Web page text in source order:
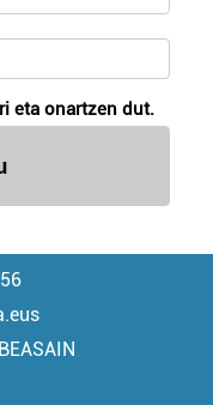
eta onartzen dut.